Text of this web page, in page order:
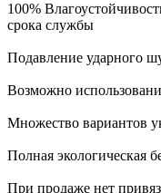
100%
срока службы
Подавление ударного
Возможно
Множество вариантов
Полная экологическая
При продаже нет